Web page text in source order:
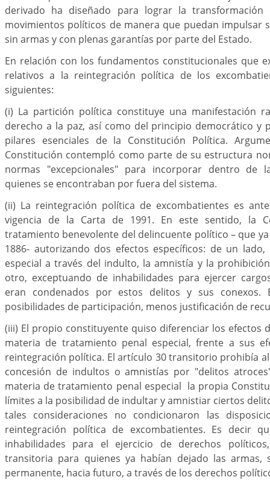
derivado ha diseñado para lograr la
movimientos políticos de manera que puedan impulsar
sin armas y con plenas garantías por parte del Estado.
En relación con los fundamentos constitucionales que
relativos a la reintegración política de los
siguientes:
(i) La partición política constituye una manifestación
derecho a la paz, así como del principio democrático y
pilares esenciales de la Constitución Política.
Constitución contempló como parte de su estructura
normas "excepcionales" para incorporar dentro de
quienes se encontraban por fuera del sistema.
(ii) La reintegración política de excombatientes es
vigencia de la Carta de 1991. En este sentido, la
tratamiento benevolente del delincuente político – que
1886- autorizando dos efectos específicos: de un
especial a través del indulto, la amnistía y la
otro, exceptuando de inhabilidades para ejercer
eran condenados por estos delitos y sus conexos.
posibilidades de participación, menos justificación de
(iii) El propio constituyente quiso diferenciar los efectos
materia de tratamiento penal especial, frente a sus
reintegración política. El artículo 30 transitorio prohibía
concesión de indultos o amnistías por "delitos
materia de tratamiento penal especial la propia
límites a la posibilidad de indultar y amnistiar ciertos
tales consideraciones no condicionaron las
reintegración política de excombatientes. Es decir
inhabilidades para el ejercicio de derechos
transitoria para quienes ya habían dejado las armas,
permanente, hacia futuro, a través de los derechos